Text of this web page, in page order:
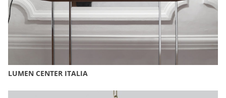
LUMEN CENTER ITALIA